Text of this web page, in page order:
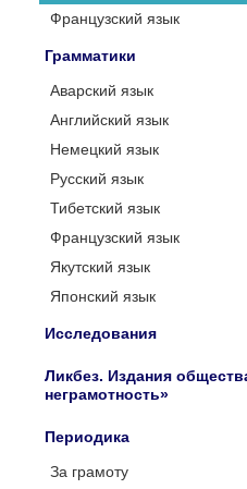
Французский язык
Грамматики
Аварский язык
Английский язык
Немецкий язык
Русский язык
Тибетский язык
Французский язык
Якутский язык
Японский язык
Исследования
Ликбез. Издания
неграмотность»
Периодика
За грамоту